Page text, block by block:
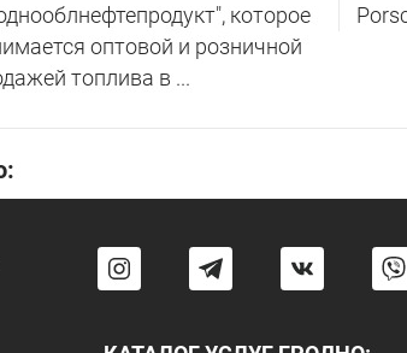
которое
оптовой и розничной
топлива в ...